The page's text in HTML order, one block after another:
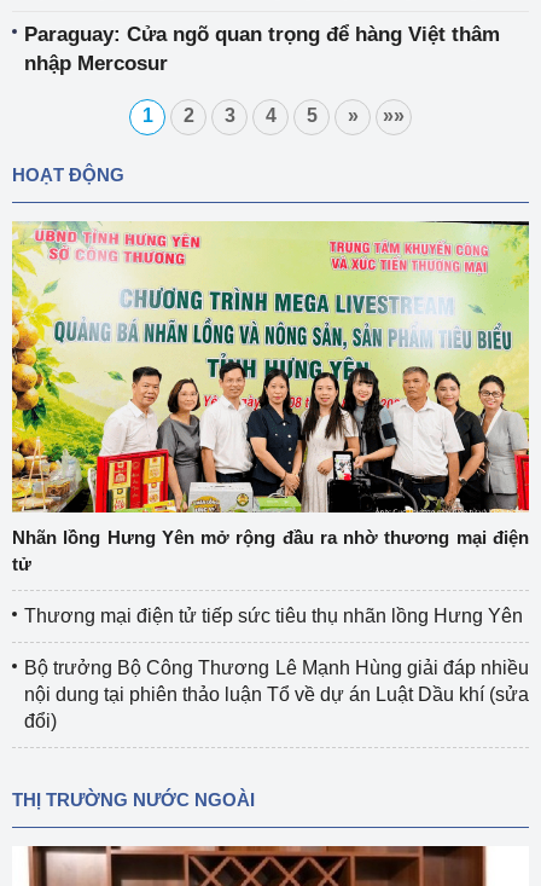
Paraguay: Cửa ngõ quan trọng để hàng Việt thâm
nhập Mercosur
1 2 3 4 5 » »»
HOẠT ĐỘNG
Nhãn lồng Hưng Yên mở rộng đầu ra nhờ thương mại điện
tử
Thương mại điện tử tiếp sức tiêu thụ nhãn lồng Hưng Yên
Bộ trưởng Bộ Công Thương Lê Mạnh Hùng giải đáp nhiều
nội dung tại phiên thảo luận Tổ về dự án Luật Dầu khí (sửa
đổi)
THỊ TRƯỜNG NƯỚC NGOÀI